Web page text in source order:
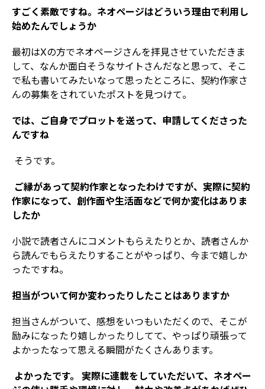
すごく素敵ですね。ネオページはどういう理由で利用し
始めたんでしょうか
最初はXの方でネオページさんを拝見させていただきま
して、なんか面白そうなサイトさんだなと思って、そこ
で私も書いてみたいなって思ったところに、契約作家さ
んの募集をされていたポストを見つけて。
では、ご自身でプロットを送って、申請してくださった
んですね
そうです。
ご縁があって契約作家となったわけですが、実際に契約
作家になって、創作面や生活面などで何か変化はありま
したか
小説で読者さんにコメントもらえたりとか、読者さんか
ら読んでもらえたりすることがやっぱり、今まで嬉しか
ったですね。
担当がついて何か変わったりしたことはありますか
担当さんがついて、感想をいつもいただくので、そこが
励みになったり嬉しかったりしてて、やっぱり頑張って
よかったなって思える瞬間がたくさんあります。
よかったです。 実際に連載をしていただいて、ネオペー